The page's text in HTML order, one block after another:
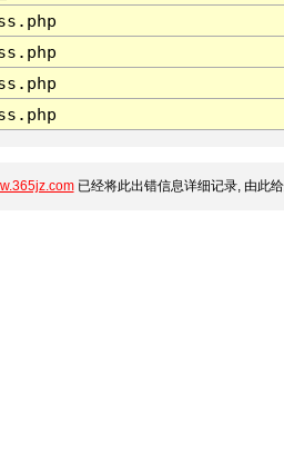
已经将此出错信息详细记录, 由此